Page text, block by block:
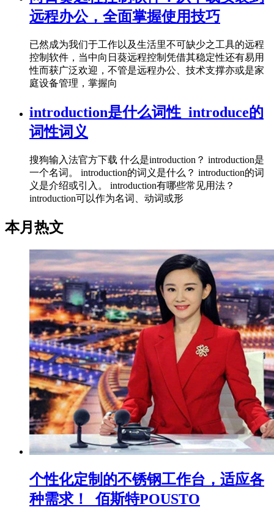
远程办公，全面掌握使用技巧
已然成为我们于工作以及生活里不可缺少之工具的远程
控制软件，当中向日葵远程控制凭借其稳定性还有易用
性而获广泛欢迎，不管是远程办公、技术支撑亦或是家
庭设备管理，掌握向
introduction是什么词性_introduce的
词性词义
搜狗输入法官方下载 什么是introduction？ introduction是
一个名词。 introduction的词义是什么？ introduction的词
义是介绍或引入。 introduction有哪些常见用法？
introduction可以作为名词、动词或形
本月热文
个性化定制的不锈钢工作台，适应各
种需求！_佰斯特POUSTO